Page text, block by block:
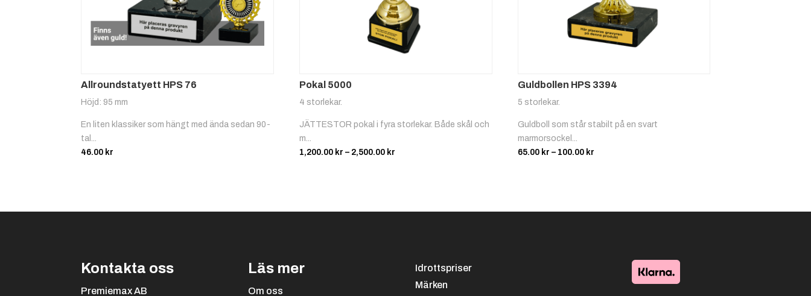
Allroundstatyett HPS 76
Höjd: 95 mm
En liten klassiker som hängt med ända sedan 90-
tal...
46.00 kr
Pokal 5000
4 storlekar.
JÄTTESTOR pokal i fyra storlekar. Både skål och
m...
1,200.00 kr – 2,500.00 kr
Guldbollen HPS 3394
5 storlekar.
Guldboll som står stabilt på en svart
marmorsockel...
65.00 kr – 100.00 krPrisintervall:
Kontakta oss
Premiemax AB
Läs mer
Om oss
Idrottspriser
Märken